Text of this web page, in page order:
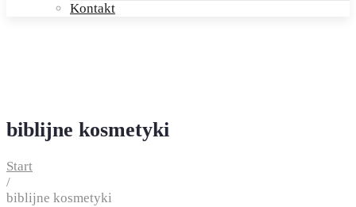
Kontakt
biblijne kosmetyki
Start
/
biblijne kosmetyki